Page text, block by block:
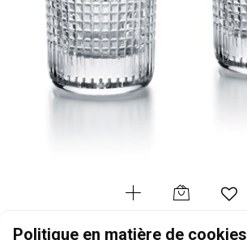
BACCARAT
Politique en matière de cookies